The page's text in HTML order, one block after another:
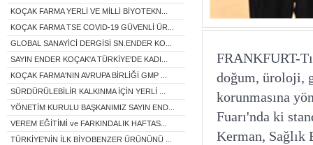
KOÇAK FARMA YERLİ VE MİLLİ BİYOTEKN...
KOÇAK FARMA TSE COVID-19 GÜVENLİ ÜR...
GLOBAL SANAYİCİ DERGİSİ SN.ENDER KO...
SAYIN ENDER KOÇAK'A TÜRKİYE'DE KADI...
KOÇAK FARMA'NIN AVRUPA BİRLİĞİ GMP ...
SÜRDÜRÜLEBİLİR KALKINMA İÇİN YERLİ ...
YÖNETİM KURULU BAŞKANIMIZ SAYIN END...
VEREM EĞİTİMİ ve FARKINDALIK HAFTAS...
TÜRKİYE'NİN İLK BİYOBENZER ÜRÜNÜNÜ ...
FRANKFURT-
doğum, üroloji,
korunmasına
Fuarı'nda ki
Kerman, Sağlık